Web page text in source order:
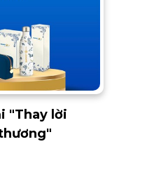
"Thay lời